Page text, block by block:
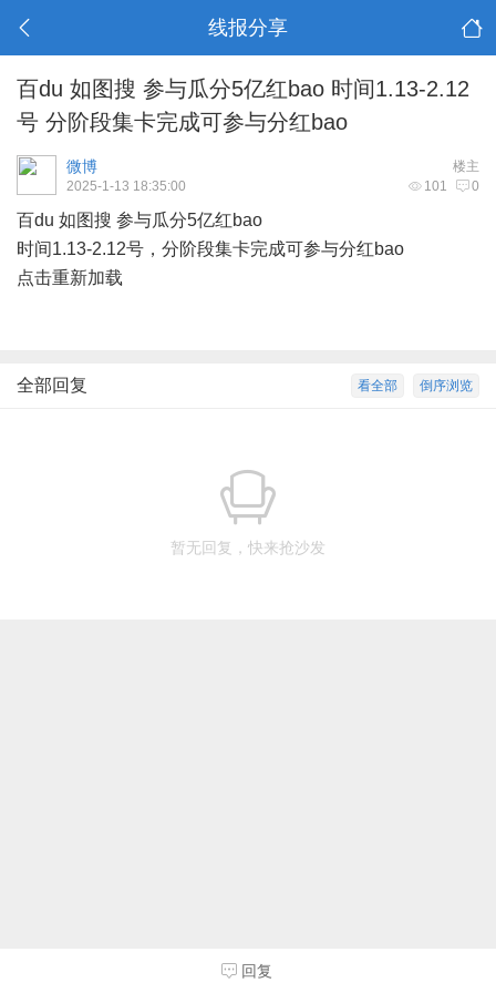
线报分享
百du 如图搜 参与瓜分5亿红bao 时间1.13-2.12
号 分阶段集卡完成可参与分红bao
楼主
微博
101 0
2025-1-13 18:35:00
百du 如图搜 参与瓜分5亿红bao
时间1.13-2.12号，分阶段集卡完成可参与分红bao
点击重新加载
倒序浏览
看全部
全部回复
暂无回复，快来抢沙发
回复